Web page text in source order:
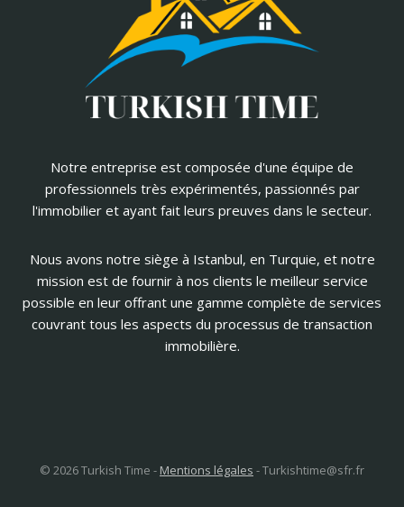
Notre entreprise est composée d'une équipe de
professionnels très expérimentés, passionnés par
l'immobilier et ayant fait leurs preuves dans le secteur.
Nous avons notre siège à Istanbul, en Turquie, et notre
mission est de fournir à nos clients le meilleur service
possible en leur offrant une gamme complète de services
couvrant tous les aspects du processus de transaction
immobilière.
© 2026 Turkish Time - Mentions légales -Turkishtime@sfr.fr